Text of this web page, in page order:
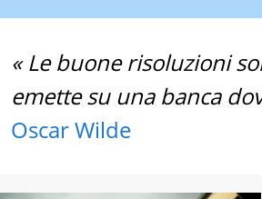
« Le buone risoluzioni
emette su una banca
Oscar Wilde